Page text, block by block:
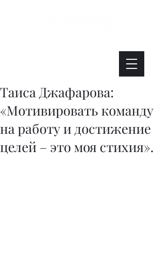
Таиса Джафарова:
«Мотивировать команду
на работу и достижение
целей – это моя стихия».